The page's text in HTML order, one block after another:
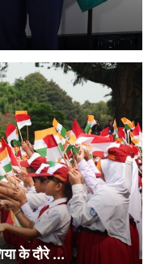
के दौरे ...